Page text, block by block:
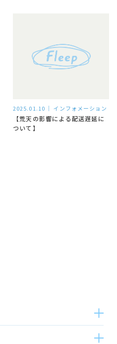
2025.01.10 インフォメーション
【荒天の影響による配送遅延に
ついて】